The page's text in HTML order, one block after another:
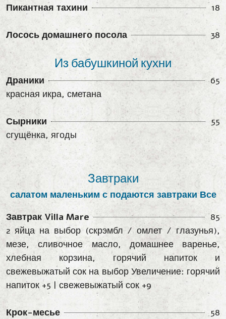
Пикантная тахини 18
Лосось домашнего посола 38
Из бабушкиной кухни
Драники
65
красная икра, сметана
Сырники
55
сгущёнка, ягоды
Завтраки
салатом маленьким с подаются завтраки Все
Завтрак Villa Mare
85
2 яйца на выбор (скрэмбл / омлет / глазунья),
мезе, сливочное масло, домашнее варенье,
хлебная корзина, горячий напиток и
свежевыжатый сок на выбор Увеличение: горячий
напиток +5 | свежевыжатый сок +9
Крок-месье
58